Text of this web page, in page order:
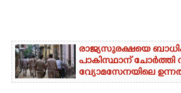
രാജ്യസുരക്ഷയെ
പാകിസ്ഥാന് ചോ‌ർത്തി
വ്യോമസേനയിലെ